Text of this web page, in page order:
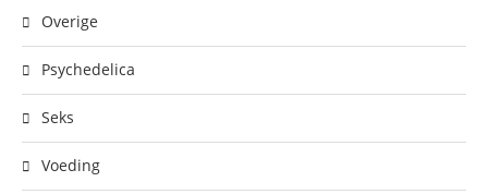
Overige
Psychedelica
Seks
Voeding